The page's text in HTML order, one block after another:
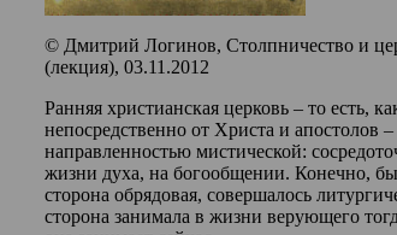
© Дмитрий Логинов, Столпничество и
(лекция), 03.11.2012
Ранняя христианская церковь – то есть,
непосредственно от Христа и апостолов –
направленностью мистической:
жизни духа, на богообщении. Конечно,
сторона обрядовая, совершалось
сторона занимала в жизни верующего